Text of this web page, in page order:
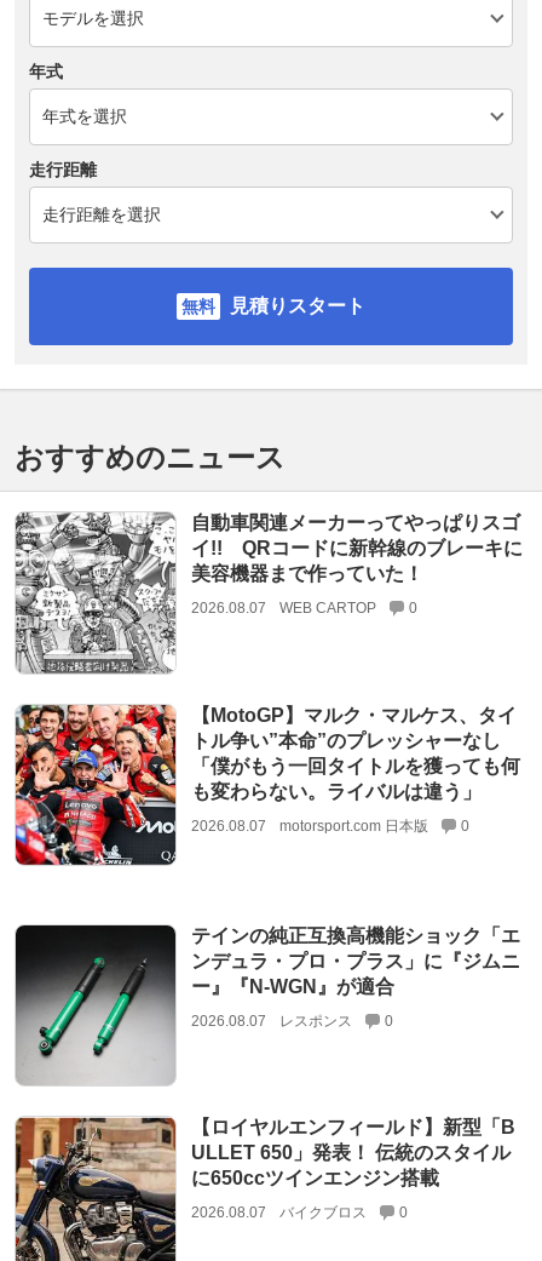
年式
走行距離
見積りスタート
おすすめのニュース
自動車関連メーカーってやっぱりスゴ
イ!! QRコードに新幹線のブレーキに
美容機器まで作っていた！
2026.08.07 WEB CARTOP 0
【MotoGP】マルク・マルケス、タイ
トル争い”本命”のプレッシャーなし
「僕がもう一回タイトルを獲っても何
も変わらない。ライバルは違う」
2026.08.07 motorsport.com 日本版 0
テインの純正互換高機能ショック「エ
ンデュラ・プロ・プラス」に『ジムニ
ー』『N-WGN』が適合
2026.08.07 レスポンス 0
【ロイヤルエンフィールド】新型「B
ULLET 650」発表！ 伝統のスタイル
に650ccツインエンジン搭載
2026.08.07 バイクブロス 0